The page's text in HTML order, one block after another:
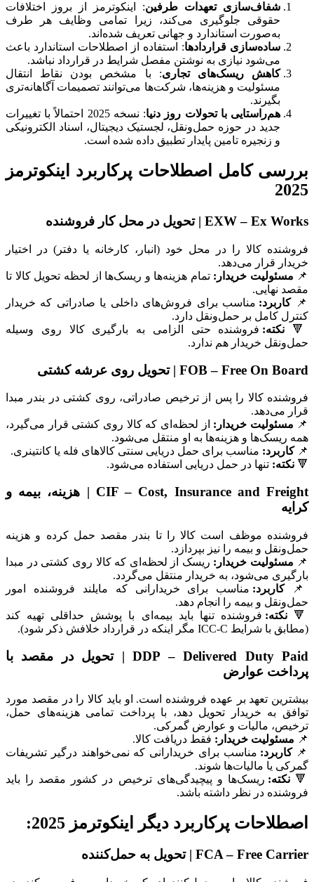
شفاف‌سازی تعهدات طرفین: اینکوترمز از بروز اختلافات
حقوقی جلوگیری می‌کند، زیرا تمامی وظایف هر طرف
به‌صورت استاندارد و جهانی تعریف شده‌اند.
ساده‌سازی قراردادها: استفاده از اصطلاحات استاندارد باعث
می‌شود نیازی به نوشتن مفصل شرایط در قرارداد نباشد.
کاهش ریسک‌های تجاری: با مشخص بودن نقاط انتقال
مسئولیت و هزینه‌ها، شرکت‌ها می‌توانند تصمیمات آگاهانه‌تری
بگیرند.
هم‌راستایی با تحولات روز دنیا
: نسخه 2025 احتمالاً با تغییرات
جدید در حوزه حمل‌ونقل، لجستیک دیجیتال، اسناد الکترونیکی
و زنجیره تامین پایدار تطبیق داده شده است.
بررسی کامل اصطلاحات پرکاربرد اینکوترمز
2025
EXW – Ex Works | تحویل در محل کار فروشنده
فروشنده کالا را در محل خود (انبار، کارخانه یا دفتر) در اختیار
خریدار قرار می‌دهد.
📌 مسئولیت خریدار: تمام هزینه‌ها و ریسک‌ها از لحظه تحویل کالا تا
مقصد نهایی.
📌کاربرد: مناسب برای فروش‌های داخلی یا صادراتی که خریدار
کنترل کامل بر حمل‌ونقل دارد.
🔻 نکته: فروشنده حتی الزامی به بارگیری کالا روی وسیله
حمل‌ونقل خریدار هم ندارد.
FOB – Free On Board | تحویل روی عرشه کشتی
فروشنده کالا را پس از ترخیص صادراتی، روی کشتی در بندر مبدا
قرار می‌دهد.
📌 مسئولیت خریدار: از لحظه‌ای که کالا روی کشتی قرار می‌گیرد،
همه ریسک‌ها و هزینه‌ها به او منتقل می‌شود.
📌کاربرد: مناسب برای حمل دریایی سنتی کالاهای فله یا کانتینری.
🔻 نکته: تنها در حمل دریایی استفاده می‌شود.
CIF – Cost, Insurance and Freight | هزینه، بیمه و
کرایه
فروشنده موظف است کالا را تا بندر مقصد حمل کرده و هزینه
حمل‌ونقل و بیمه را نیز بپردازد.
📌 مسئولیت خریدار: ریسک از لحظه‌ای که کالا روی کشتی در مبدا
بارگیری می‌شود، به خریدار منتقل می‌گردد.
📌کاربرد: مناسب برای خریدارانی که مایلند فروشنده امور
حمل‌ونقل و بیمه را انجام دهد.
🔻نکته: فروشنده تنها باید بیمه‌ای با پوشش حداقلی تهیه کند
(مطابق با شرایط ICC-C مگر اینکه در قرارداد خلافش ذکر شود).
DDP – Delivered Duty Paid | تحویل در مقصد با
پرداخت عوارض
بیشترین تعهد بر عهده فروشنده است. او باید کالا را در مقصد مورد
توافق به خریدار تحویل دهد، با پرداخت تمامی هزینه‌های حمل،
ترخیص، مالیات و عوارض گمرکی.
📌 مسئولیت خریدار: فقط دریافت کالا.
📌کاربرد: مناسب برای خریدارانی که نمی‌خواهند درگیر تشریفات
گمرکی یا مالیات‌ها شوند.
🔻نکته: ریسک‌ها و پیچیدگی‌های ترخیص در کشور مقصد را باید
فروشنده در نظر داشته باشد.
اصطلاحات پرکاربرد دیگر اینکوترمز 2025:
FCA – Free Carrier | تحویل به حمل‌کننده